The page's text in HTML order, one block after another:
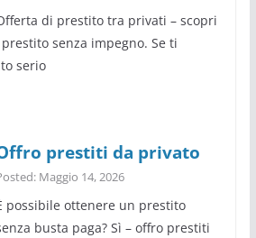
di prestito tra privati – scopri
senza impegno. Se ti
serio
prestiti da privato
Maggio 14, 2026
possibile ottenere un prestito
busta paga? Sì – offro prestiti